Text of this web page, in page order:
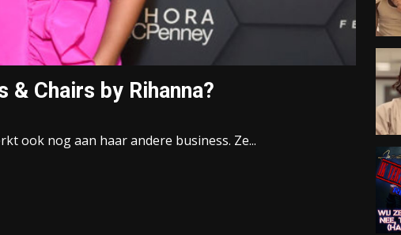
& Chairs by Rihanna?
ook nog aan haar andere business. Ze...